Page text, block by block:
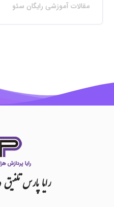
مقالات آموزشی رایگان سئو
رایاپارستلفیق